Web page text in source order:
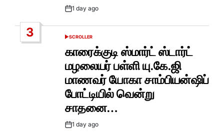
Post1 day ago
3
POSTED
SCROLLER
காரைக்குடி ஸ்மார்ட் ஸ்டார்ட்
மழலையர் பள்ளி யு.கே.ஜி
மாணவர் யோகா சாம்பியன்ஷிப்
போட்டியில் வென்று
சாதனை…
Post1 day ago